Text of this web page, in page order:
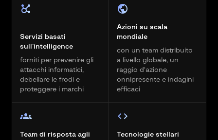
Servizi basati
sull’intelligence
forniti per prevenire gli
attacchi informatici,
debellare le frodi e
proteggere i marchi
Azioni su scala
mondiale
con un team distribuito
a livello globale, un
raggio d'azione
onnipresente e indagini
efficaci
Team di risposta agli
Tecnologie stellari